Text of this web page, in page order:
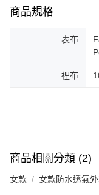
商品規格
表布
裡布
商品相關分類 (2)
女款 女款防水透氣